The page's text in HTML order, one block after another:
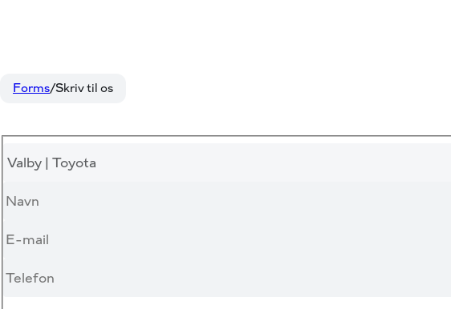
Forms Skriv til os